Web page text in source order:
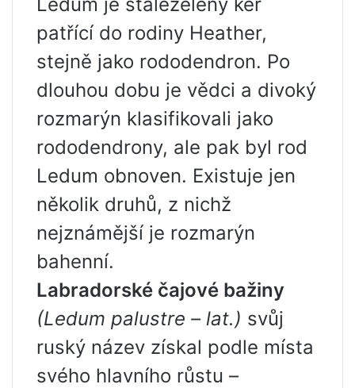
patřící do rodiny Heather,
stejně jako rododendron. Po
dlouhou dobu je vědci a divoký
rozmarýn klasifikovali jako
rododendrony, ale pak byl rod
Ledum obnoven. Existuje jen
několik druhů, z nichž
nejznámější je rozmarýn
bahenní.
Labradorské čajové bažiny
(Ledum palustre – lat.) svůj
ruský název získal podle místa
svého hlavního růstu –